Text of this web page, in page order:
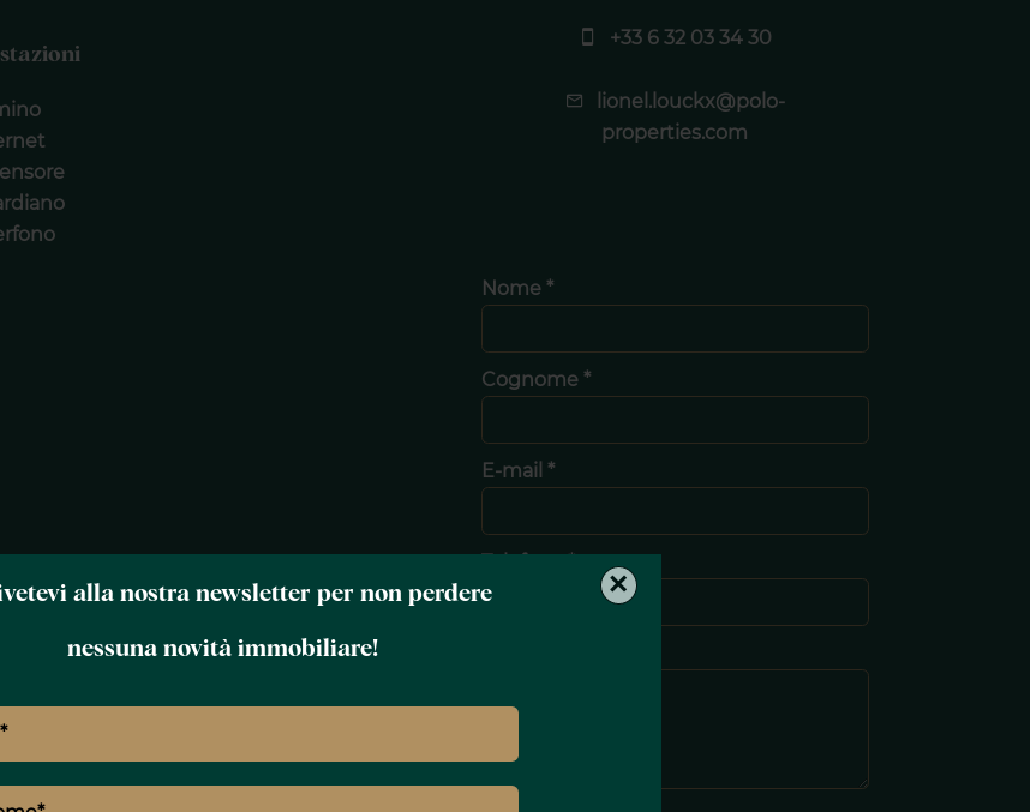
alla nostra newsletter per non perdere
nessuna novità immobiliare!
×
+33 6 32 03 34 30
lionel.louckx@polo-
properties.com
Nome *
Cognome *
E-mail *
Telefono *